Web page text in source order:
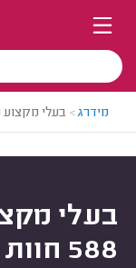
מידרג> בעלי מקצוע
בעלי
588 חוות דעת